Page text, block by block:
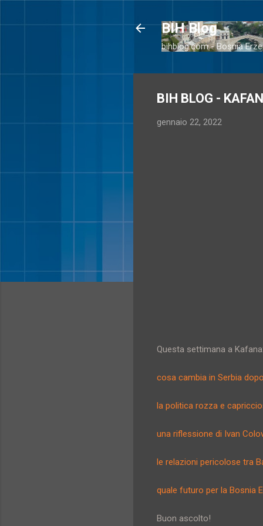
BIH Blog
bihblog.com - Bosnia
BIH BLOG -
gennaio 22, 2022
Questa settimana a Kafana:
cosa cambia in Serbia
la politica rozza e
una riflessione di Ivan
le relazioni pericolose tra
quale futuro per la Bosnia
Buon ascolto!